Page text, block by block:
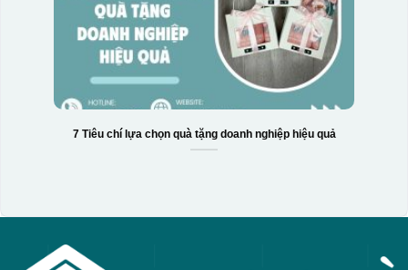
7 Tiêu chí lựa chọn quà tặng doanh nghiệp hiệu quả